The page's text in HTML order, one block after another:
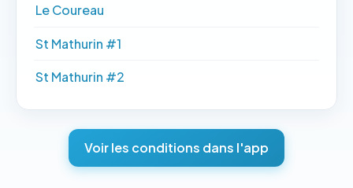
Le Coureau
St Mathurin #1
St Mathurin #2
Voir les conditions dans l'app